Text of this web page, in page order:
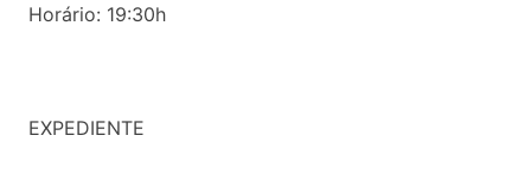
Horário: 19:30h
EXPEDIENTE